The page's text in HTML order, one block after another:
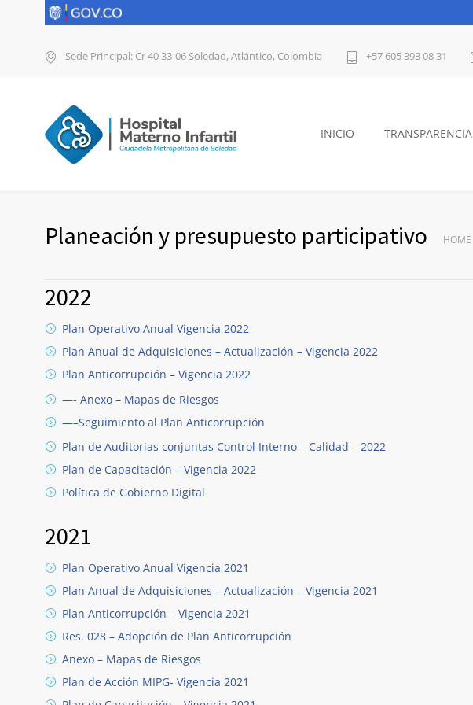
Sede Principal: Cr 40 33-06 Soledad, Atlántico, Colombia +57 605 393 08 31
INICIO TRANSPARENCIA
Planeación y presupuesto participativo HOME
2022
Plan Operativo Anual Vigencia 2022
Plan Anual de Adquisiciones – Actualización – Vigencia 2022
Plan Anticorrupción – Vigencia 2022
—- Anexo – Mapas de Riesgos
—–Seguimiento al Plan Anticorrupción
Plan de Auditorias conjuntas Control Interno – Calidad – 2022
Plan de Capacitación – Vigencia 2022
Política de Gobierno Digital
2021
Plan Operativo Anual Vigencia 2021
Plan Anual de Adquisiciones – Actualización – Vigencia 2021
Plan Anticorrupción – Vigencia 2021
Res. 028 – Adopción de Plan Anticorrupción
Anexo – Mapas de Riesgos
Plan de Acción MIPG- Vigencia 2021